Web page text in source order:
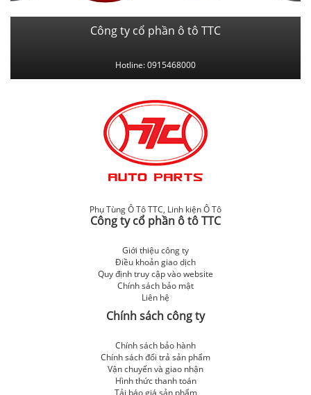
Công ty cổ phần ô tô TTC
Hotline: 0915468000
Phụ Tùng Ô Tô TTC, Linh kiện Ô Tô
Công ty cổ phần ô tô TTC
Giới thiệu công ty
Điều khoản giao dịch
Quy định truy cập vào website
Chính sách bảo mật
Liên hệ
Chính sách công ty
Chính sách bảo hành
Chính sách đổi trả sản phẩm
Vận chuyển và giao nhận
Hình thức thanh toán
Tải báo giá sản phẩm